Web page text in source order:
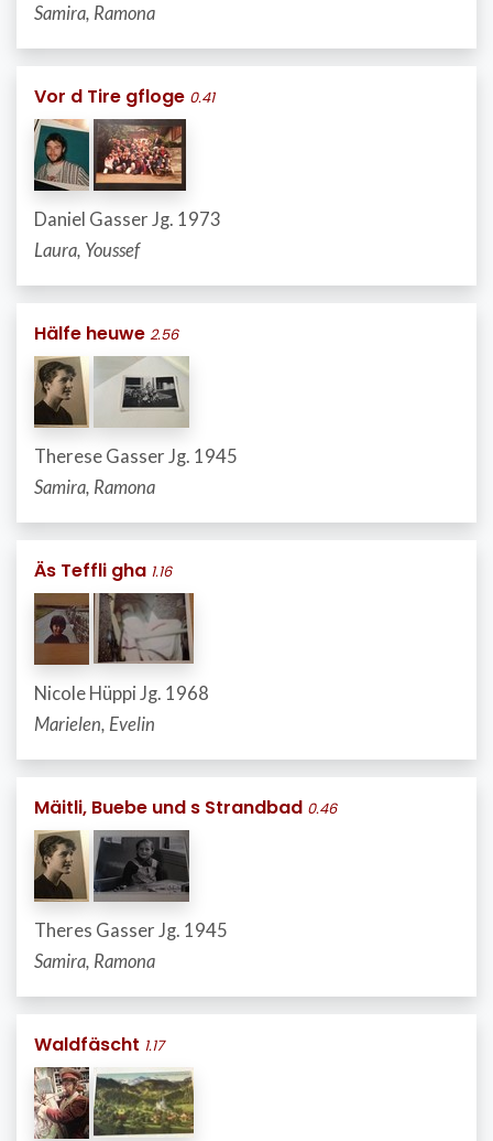
Samira, Ramona
Vor d Tire gfloge 0.41
Daniel Gasser Jg. 1973
Laura, Youssef
Hälfe heuwe 2.56
Therese Gasser Jg. 1945
Samira, Ramona
Äs Teffli gha 1.16
Nicole Hüppi Jg. 1968
Marielen, Evelin
Mäitli, Buebe und s Strandbad 0.46
Theres Gasser Jg. 1945
Samira, Ramona
Waldfäscht 1.17